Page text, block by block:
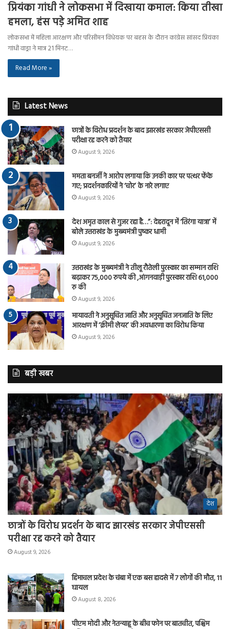
प्रियंका गांधी ने लोकसभा में दिखाया कमाल: किया तीखा
हमला, हंस पड़े अमित शाह
लोकसभा में महिला आरक्षण और परिसीमन विधेयक पर बहस के दौरान कांग्रेस सांसद प्रियंका
गांधी वाड्रा ने मात्र 21 मिनट…
Read More »
Latest News
छात्रों के विरोध प्रदर्शन के बाद झारखंड सरकार जेपीएससी
परीक्षा रद्द करने को तैयार
August 9, 2026
ममता बनर्जी ने आरोप लगाया कि उनकी कार पर पत्थर फेंके
गए; प्रदर्शनकारियों ने ‘चोर’ के नारे लगाए
August 9, 2026
देश अमृत काल से गुजर रहा है…”: देहरादून में ‘तिरंगा यात्रा’ में
बोले उत्तराखंड के मुख्यमंत्री पुष्कर धामी
August 9, 2026
उत्तराखंड के मुख्यमंत्री ने तीलू रौतेली पुरस्कार का सम्मान राशि
बढ़ाकर 75,000 रुपये की ,आंगनवाड़ी पुरस्कार राशि 61,000
रु की
August 9, 2026
मायावती ने अनुसूचित जाति और अनुसूचित जनजाति के लिए
आरक्षण में ‘क्रीमी लेयर’ की अवधारणा का विरोध किया
August 9, 2026
बड़ी खबर
देश
छात्रों के विरोध प्रदर्शन के बाद झारखंड सरकार जेपीएससी
परीक्षा रद्द करने को तैयार
August 9, 2026
हिमाचल प्रदेश के चंबा में एक बस हादसे में 7 लोगों की मौत, 11
घायल
August 8, 2026
पीएम मोदी और नेतन्याहू के बीच फोन पर बातचीत, पश्चिम